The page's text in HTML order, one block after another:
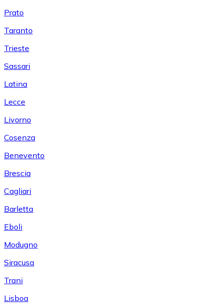
Prato
Taranto
Trieste
Sassari
Latina
Lecce
Livorno
Cosenza
Benevento
Brescia
Cagliari
Barletta
Eboli
Modugno
Siracusa
Trani
Lisboa